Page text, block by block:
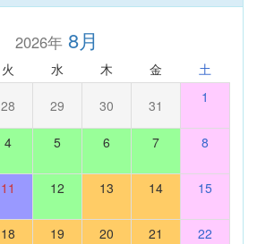
2026年8月
火 水 木 金 土
28 29 30 31 1
4 5 6 7 8
11 12 13 14 15
18 19 20 21 22